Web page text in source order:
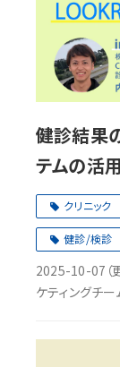
健診結果
テムの活
クリニック
健診/検診
2025-10-07
ケティングチー